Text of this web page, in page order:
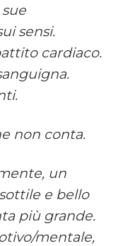
sensi.
cardiaco.
non conta.
un
e bello
più grande.
mentale,